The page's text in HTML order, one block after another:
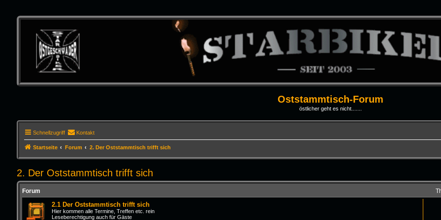
Oststammtisch-Forum
östlicher geht es nicht.......
Schnellzugriff Kontakt
Startseite Forum 2. Der Oststammtisch trifft sich
2. Der Oststammtisch trifft sich
Forum
2.1 Der Oststammtisch trifft sich
Hier kommen alle Termine, Treffen etc. rein
Leseberechtigung auch für Gäste